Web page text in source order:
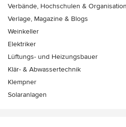
Verbände, Hochschulen &
Verlage, Magazine & Blogs
Weinkeller
Elektriker
Lüftungs- und Heizungsbauer
Klär- & Abwassertechnik
Klempner
Solaranlagen